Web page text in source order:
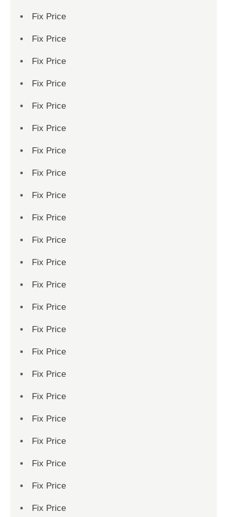
Fix Price
Fix Price
Fix Price
Fix Price
Fix Price
Fix Price
Fix Price
Fix Price
Fix Price
Fix Price
Fix Price
Fix Price
Fix Price
Fix Price
Fix Price
Fix Price
Fix Price
Fix Price
Fix Price
Fix Price
Fix Price
Fix Price
Fix Price